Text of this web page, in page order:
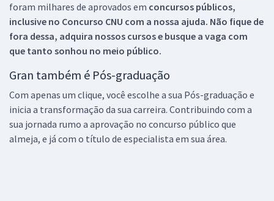
foram milhares de aprovados em concursos públicos,
inclusive no Concurso CNU com a nossa ajuda. Não fique de
fora dessa, adquira nossos cursos e busque a vaga com
que tanto sonhou no meio público.
Gran também é Pós-graduação
Com apenas um clique, você escolhe a sua Pós-graduação e
inicia a transformação da sua carreira. Contribuindo com a
sua jornada rumo a aprovação no concurso público que
almeja, e já com o título de especialista em sua área.